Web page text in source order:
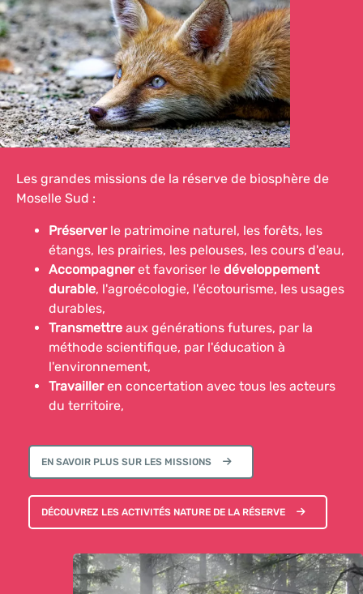
Les grandes missions de la réserve de biosphère de
Moselle Sud :
Préserverle patrimoine naturel, les forêts, les
étangs, les prairies, les pelouses, les cours d'eau,
Accompagneret favoriser le développement
durable, l'agroécologie, l'écotourisme, les usages
durables,
Transmettre aux générations futures, par la
méthode scientifique, par l'éducation à
l'environnement,
Travailleren concertation avec tous les acteurs
du territoire,
EN SAVOIR PLUS SUR LES MISSIONS
DÉCOUVREZ LES ACTIVITÉS NATURE DE LA RÉSERVE